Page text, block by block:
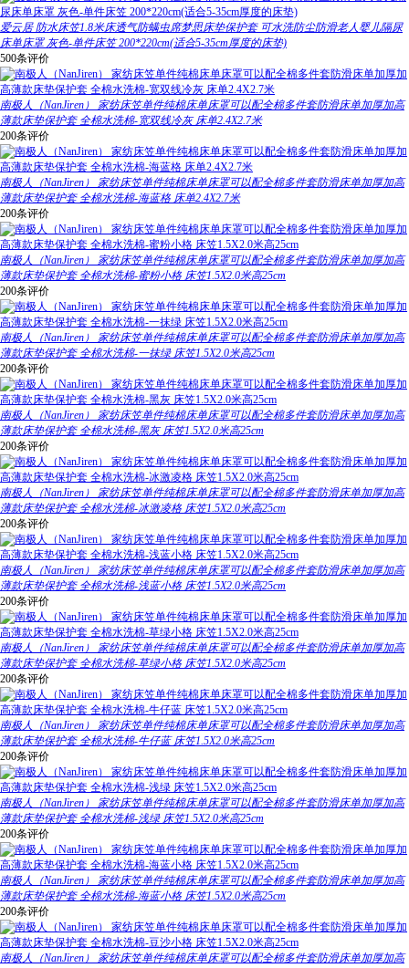
爱云居 防水床笠1.8米床透气防螨虫席梦思床垫保护套 可水洗防尘防滑老人婴儿隔尿
床单床罩 灰色-单件床笠 200*220cm(适合5-35cm厚度的床垫)
500条评价
南极人（NanJiren） 家纺床笠单件纯棉床单床罩可以配全棉多件套防滑床单加厚加高
薄款床垫保护套 全棉水洗棉-宽双线冷灰 床单2.4X2.7米
200条评价
南极人（NanJiren） 家纺床笠单件纯棉床单床罩可以配全棉多件套防滑床单加厚加高
薄款床垫保护套 全棉水洗棉-海蓝格 床单2.4X2.7米
200条评价
南极人（NanJiren） 家纺床笠单件纯棉床单床罩可以配全棉多件套防滑床单加厚加高
薄款床垫保护套 全棉水洗棉-蜜粉小格 床笠1.5X2.0米高25cm
200条评价
南极人（NanJiren） 家纺床笠单件纯棉床单床罩可以配全棉多件套防滑床单加厚加高
薄款床垫保护套 全棉水洗棉-一抹绿 床笠1.5X2.0米高25cm
200条评价
南极人（NanJiren） 家纺床笠单件纯棉床单床罩可以配全棉多件套防滑床单加厚加高
薄款床垫保护套 全棉水洗棉-黑灰 床笠1.5X2.0米高25cm
200条评价
南极人（NanJiren） 家纺床笠单件纯棉床单床罩可以配全棉多件套防滑床单加厚加高
薄款床垫保护套 全棉水洗棉-冰激凌格 床笠1.5X2.0米高25cm
200条评价
南极人（NanJiren） 家纺床笠单件纯棉床单床罩可以配全棉多件套防滑床单加厚加高
薄款床垫保护套 全棉水洗棉-浅蓝小格 床笠1.5X2.0米高25cm
200条评价
南极人（NanJiren） 家纺床笠单件纯棉床单床罩可以配全棉多件套防滑床单加厚加高
薄款床垫保护套 全棉水洗棉-草绿小格 床笠1.5X2.0米高25cm
200条评价
南极人（NanJiren） 家纺床笠单件纯棉床单床罩可以配全棉多件套防滑床单加厚加高
薄款床垫保护套 全棉水洗棉-牛仔蓝 床笠1.5X2.0米高25cm
200条评价
南极人（NanJiren） 家纺床笠单件纯棉床单床罩可以配全棉多件套防滑床单加厚加高
薄款床垫保护套 全棉水洗棉-浅绿 床笠1.5X2.0米高25cm
200条评价
南极人（NanJiren） 家纺床笠单件纯棉床单床罩可以配全棉多件套防滑床单加厚加高
薄款床垫保护套 全棉水洗棉-海蓝小格 床笠1.5X2.0米高25cm
200条评价
南极人（NanJiren） 家纺床笠单件纯棉床单床罩可以配全棉多件套防滑床单加厚加高